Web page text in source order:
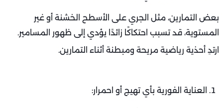
بعض التمارين، مثل الجري على الأسطح الخشنة أو غير
المستوية، قد تسبب احتكاكًا زائدًا يؤدي إلى ظهور المسامير.
ارتدِ أحذية رياضية مريحة ومبطنة أثناء التمارين.
العناية الفورية بأي تهيج أو احمرار: